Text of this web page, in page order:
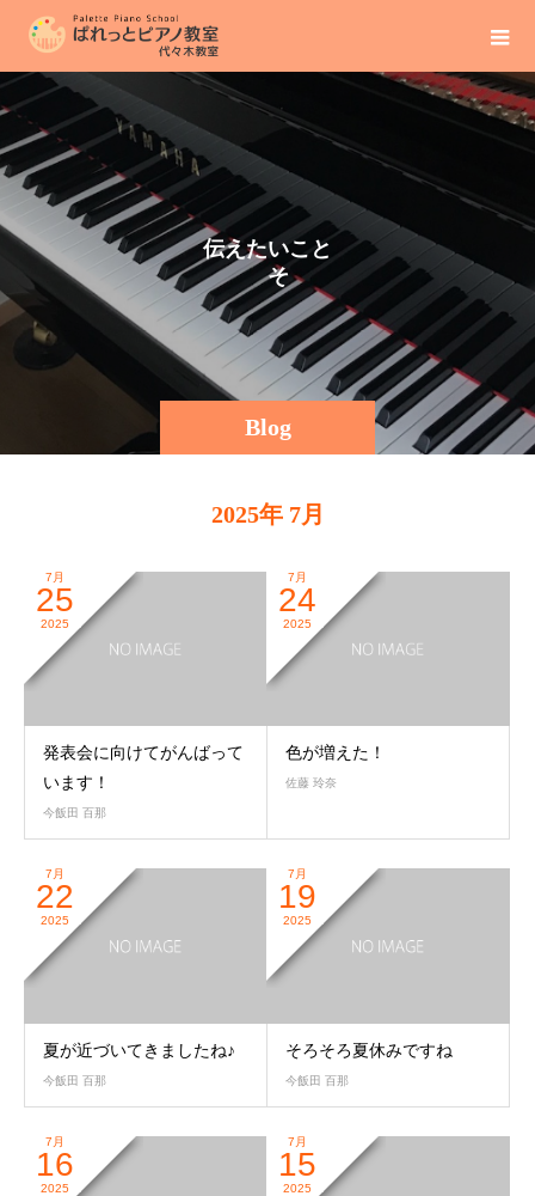
Blog
伝えたいこ と
そのまま
2025年 7月
7月
25
2025
発表会に向けてがんばって
います！
今飯田 百那
7月
24
2025
色が増えた！
佐藤 玲奈
7月
22
2025
夏が近づいてきましたね♪
今飯田 百那
7月
19
2025
そろそろ夏休みですね
今飯田 百那
7月
16
2025
7月
15
2025